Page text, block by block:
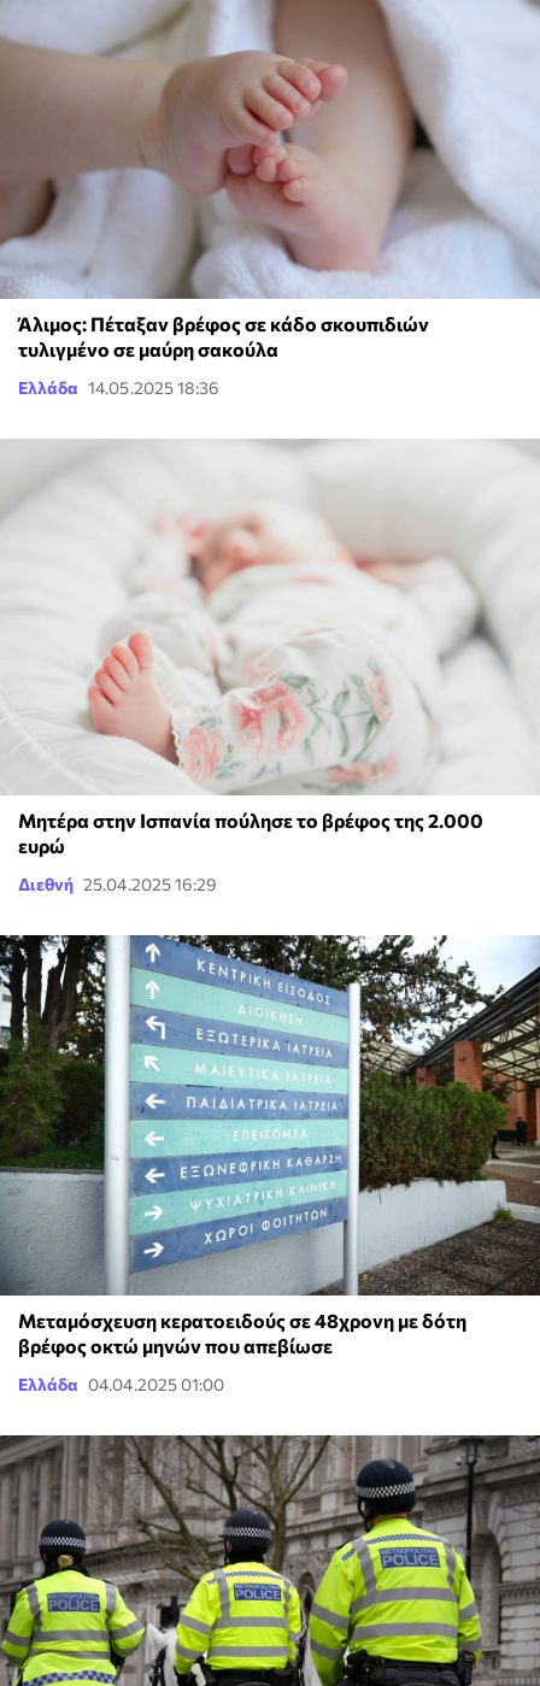
Άλιμος: Πέταξαν βρέφος σε κάδο σκουπιδιών
τυλιγμένο σε μαύρη σακούλα
Ελλάδα 14.05.2025 18:36
Μητέρα στην Ισπανία πούλησε το βρέφος της 2.000
ευρώ
Διεθνή 25.04.2025 16:29
Μεταμόσχευση κερατοειδούς σε 48χρονη με δότη
βρέφος οκτώ μηνών που απεβίωσε
Ελλάδα 04.04.2025 01:00